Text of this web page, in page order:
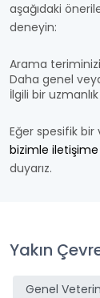
aşağıdaki
deneyin:
Arama
Daha genel
İlgili bir
Eğer spesifik
bizimle
duyarız.
Yakın
Genel